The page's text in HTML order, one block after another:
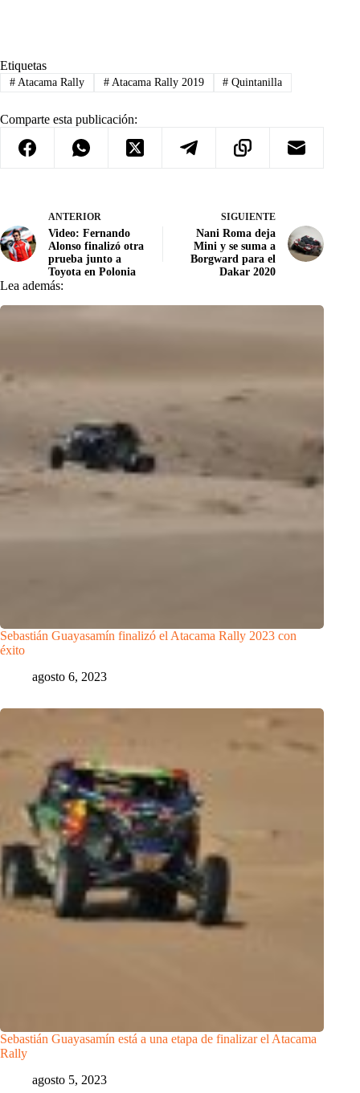
Etiquetas
#Atacama Rally #Atacama Rally 2019 # Quintanilla
Comparte esta publicación:
ANTERIOR
Video: Fernando
Alonso finalizó otra
prueba junto a
Toyota en Polonia
SIGUIENTE
Nani Roma deja
Mini y se suma a
Borgward para el
Dakar 2020
Lea además:
Sebastián Guayasamín finalizó el Atacama Rally 2023 con
éxito
agosto 6, 2023
Sebastián Guayasamín está a una etapa de finalizar el Atacama
Rally
agosto 5, 2023